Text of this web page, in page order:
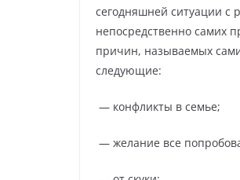
сегодняшней ситуации с
непосредственно самих
причин, называемых
следующие:
— конфликты в семье;
— желание все